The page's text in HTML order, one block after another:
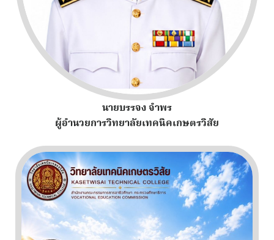
นายบรรจง จำพร
ผู้อำนวยการวิทยาลัยเทคนิคเกษตรวิสัย